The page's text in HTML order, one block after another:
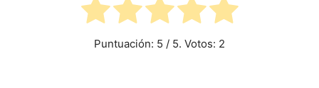
Puntuación: 5 / 5. Votos: 2